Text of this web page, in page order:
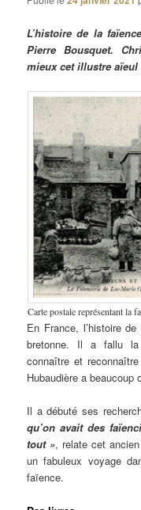
L’histoire de la
Pierre Bousquet.
mieux cet illustre
Carte postale représentant la
En France, l’histoire
bretonne. Il a fallu la
connaître et
Hubaudière a
Il a débuté ses
qu’on avait des
tout », relate cet
un fabuleux voyage
faïence.